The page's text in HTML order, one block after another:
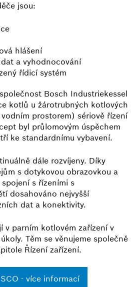
jsou:
hlášení
a vyhodnocování
řídicí systém
Bosch Industriekessel
kotlů u žárotrubných kotlových
prostorem) sériově řízení
byl průlomovým úspěchem
ke standardnímu vybavení.
dále rozvíjeny. Díky
s dotykovou obrazovkou a
s řízeními s
dosahováno nejvyšší
dat a konektivity.
v parním kotlovém zařízení v
Těm se věnujeme společně
Řízení zařízení.
- více informací